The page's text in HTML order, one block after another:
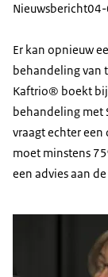
Nieuwsbericht
Er kan opnieuw
behandeling van
Kaftrio® boekt
behandeling met
vraagt echter
moet minstens
een advies aan